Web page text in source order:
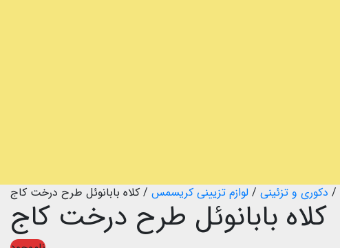
/ دکوری و تزئینی / لوازم تزیینی کریسمس / کلاه بابانوئل طرح درخت کاج
کلاه بابانوئل طرح درخت کاج